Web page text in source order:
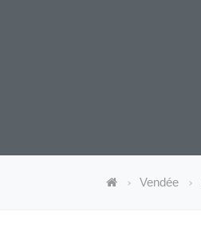
Vendée